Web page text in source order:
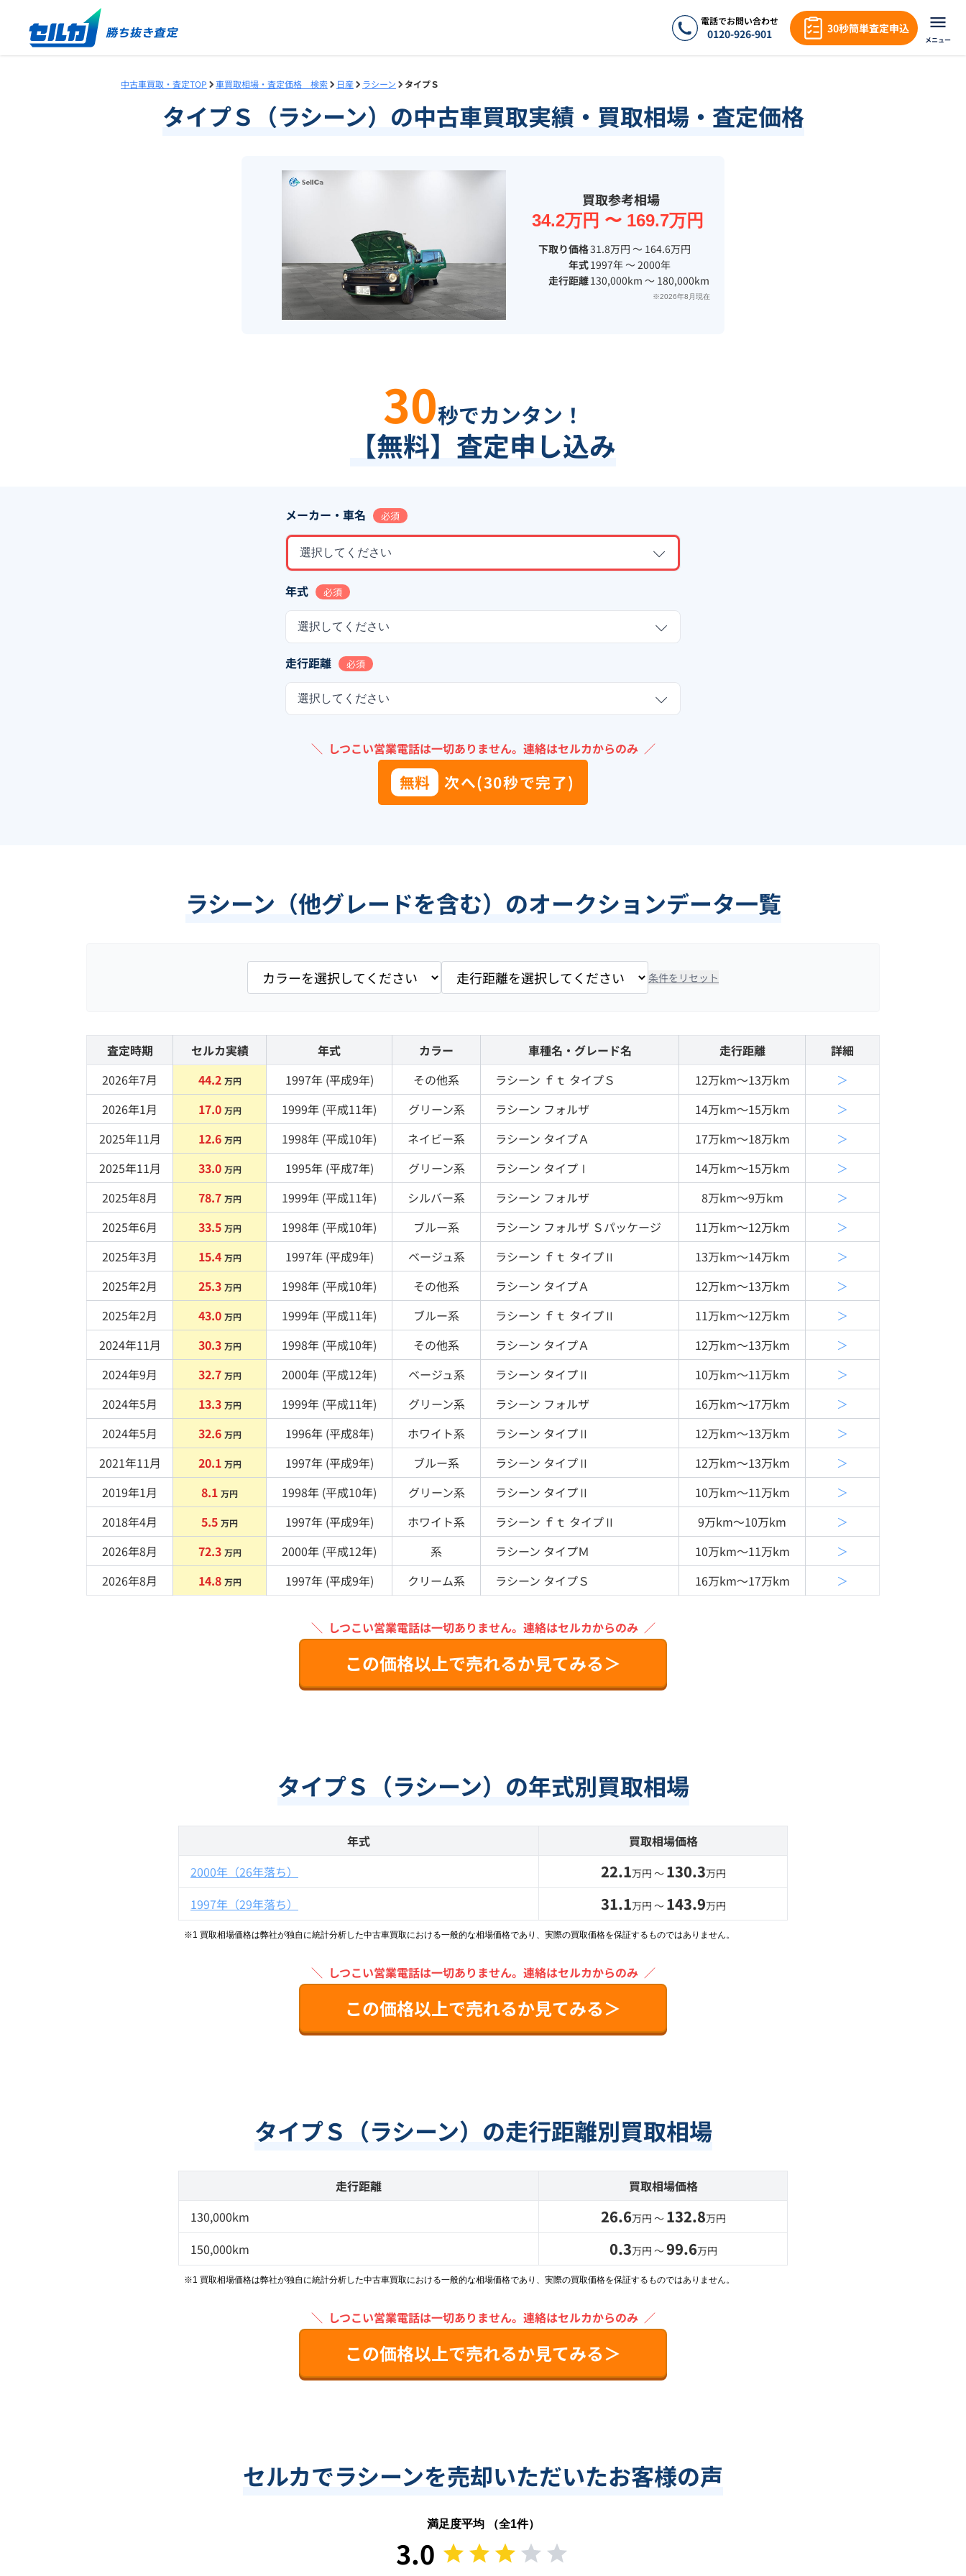
電話でお問い合わせ
0120-926-901 30秒簡単査定申込
メニュー
中古車買取・査定TOP 車買取相場・査定価格 検索 日産 ラシーン タイプＳ
タイプＳ（ラシーン）の中古車買取実績・買取相場・査定価格
買取参考相場
34.2万円 〜 169.7万円
下取り価格31.8万円 〜 164.6万円
年式1997年 〜 2000年
走行距離130,000km 〜 180,000km
※2026年8月現在
30秒でカンタン！
【無料】査定申し込み
メーカー・車名 必須
選択してください
年式 必須
選択してください
走行距離 必須
選択してください
＼ しつこい営業電話は一切ありません。 連絡はセルカからのみ ／
無料 次へ(30秒で完了)
ラシーン（他グレードを含む）のオークションデータ一覧
条件をリセット
査定時期 セルカ実績 年式 カラー 車種名・グレード名 走行距離
詳細
2026年7月
44.2 万円 1997年 (平成9年) その他系 ラシーン ｆｔ タイプＳ 12万km〜13万km
＞
2026年1月
17.0 万円 1999年 (平成11年) グリーン系 ラシーン フォルザ 14万km〜15万km
＞
2025年11月
12.6 万円 1998年 (平成10年) ネイビー系 ラシーン タイプＡ 17万km〜18万km
＞
2025年11月
33.0 万円 1995年 (平成7年) グリーン系 ラシーン タイプⅠ 14万km〜15万km
＞
2025年8月
78.7 万円 1999年 (平成11年) シルバー系 ラシーン フォルザ 8万km〜9万km
＞
2025年6月
33.5 万円 1998年 (平成10年) ブルー系 ラシーン フォルザ Ｓパッケージ 11万km〜12万km
＞
2025年3月
15.4 万円 1997年 (平成9年) ベージュ系 ラシーン ｆｔ タイプⅡ 13万km〜14万km
＞
2025年2月
25.3 万円 1998年 (平成10年) その他系 ラシーン タイプＡ 12万km〜13万km
＞
2025年2月
43.0 万円 1999年 (平成11年) ブルー系 ラシーン ｆｔ タイプⅡ 11万km〜12万km
＞
2024年11月
30.3 万円 1998年 (平成10年) その他系 ラシーン タイプＡ 12万km〜13万km
＞
2024年9月
32.7 万円 2000年 (平成12年) ベージュ系 ラシーン タイプⅡ 10万km〜11万km
＞
2024年5月
13.3 万円 1999年 (平成11年) グリーン系 ラシーン フォルザ 16万km〜17万km
＞
2024年5月
32.6 万円 1996年 (平成8年) ホワイト系 ラシーン タイプⅡ 12万km〜13万km
＞
2021年11月
20.1 万円 1997年 (平成9年) ブルー系 ラシーン タイプⅡ 12万km〜13万km
＞
2019年1月
8.1 万円 1998年 (平成10年) グリーン系 ラシーン タイプⅡ 10万km〜11万km
＞
2018年4月
5.5 万円 1997年 (平成9年) ホワイト系 ラシーン ｆｔ タイプⅡ 9万km〜10万km
＞
2026年8月
72.3 万円 2000年 (平成12年) 系 ラシーン タイプＭ 10万km〜11万km
＞
2026年8月
14.8 万円 1997年 (平成9年) クリーム系 ラシーン タイプＳ 16万km〜17万km ＞
＼ しつこい営業電話は一切ありません。 連絡はセルカからのみ ／
この価格以上で売れるか見てみる＞
タイプＳ（ラシーン）の年式別買取相場
年式
買取相場価格
2000年（26年落ち）
22.1万円 〜 130.3万円
1997年（29年落ち） 31.1万円 〜 143.9万円
※1 買取相場価格は弊社が独自に統計分析した中古車買取における一般的な相場価格であり、実際の買取価格を保証するものではありません。
＼ しつこい営業電話は一切ありません。 連絡はセルカからのみ ／
この価格以上で売れるか見てみる＞
タイプＳ（ラシーン）の走行距離別買取相場
走行距離
買取相場価格
130,000km
26.6万円 〜 132.8万円
150,000km 0.3万円 〜99.6万円
※1 買取相場価格は弊社が独自に統計分析した中古車買取における一般的な相場価格であり、実際の買取価格を保証するものではありません。
＼ しつこい営業電話は一切ありません。 連絡はセルカからのみ ／
この価格以上で売れるか見てみる＞
セルカでラシーンを売却いただいたお客様の声
満足度平均 （全1件）
3.0